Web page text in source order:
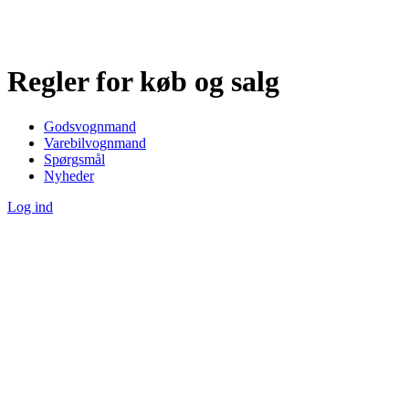
Regler for køb og salg
Godsvognmand
Varebilvognmand
Spørgsmål
Nyheder
Log ind